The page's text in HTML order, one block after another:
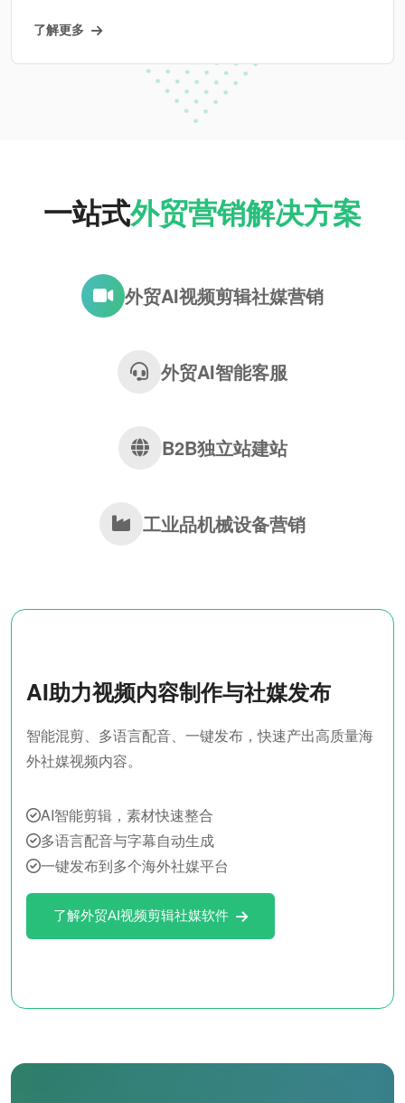
了解更多
一站式外贸营销解决方案
外贸AI视频剪辑社媒营销
外贸AI智能客服
B2B独立站建站
工业品机械设备营销
AI助力视频内容制作与社媒发布
智能混剪、多语言配音、一键发布，快速产出高质量海
外社媒视频内容。
AI智能剪辑，素材快速整合
多语言配音与字幕自动生成
一键发布到多个海外社媒平台
了解外贸AI视频剪辑社媒软件